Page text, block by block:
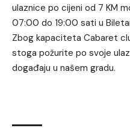
ulaznice po cijeni od 7 KM
07:00 do 19:00 sati u
Zbog kapaciteta Cabaret
stoga požurite po svoje
događaju u našem gradu.